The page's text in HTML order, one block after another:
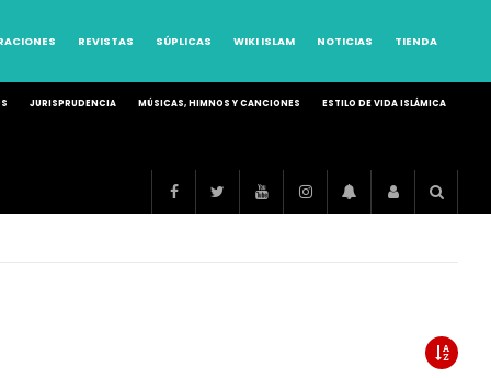
REVISTAS SÚPLICAS WIKI ISLAM NOTICIAS TIENDA
JURISPRUDENCIA MÚSICAS, HIMNOS Y CANCIONES ESTILO DE VIDA ISLÁMICA